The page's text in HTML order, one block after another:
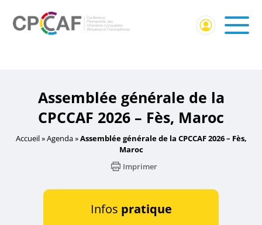
CPCCAF 2026 – Fès, Maroc
Assemblée générale de la
CPCCAF 2026 – Fès, Maroc
Accueil»Agenda»Assemblée générale de la CPCCAF 2026 – Fès,
Maroc
Imprimer
Infos pratique